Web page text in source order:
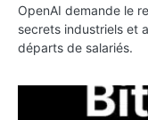
OpenAI demande le
secrets industriels et
départs de salariés.
Bitcoin grimpe